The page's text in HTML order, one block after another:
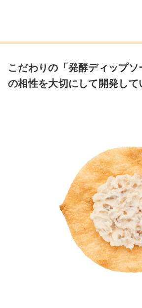
こだわりの「発酵ディップ
の相性を大切にして開発して